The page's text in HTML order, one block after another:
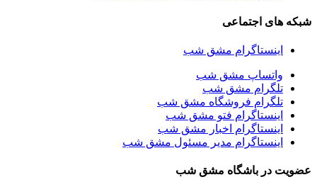
شبکه های اجتماعی
اینستاگرام مشق شب
واتساپ مشق شب
تلگرام مشق شب
تلگرام فروشگاه مشق شب
اینستاگرام فتو مشق شب
اینستاگرام اخبار مشق شب
اینستاگرام مدیر مسئول مشق شب
عضویت در باشگاه مشق شب